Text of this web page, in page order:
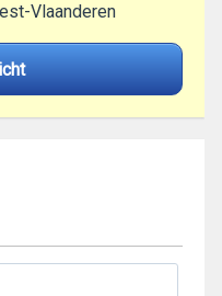
Vlaanderen